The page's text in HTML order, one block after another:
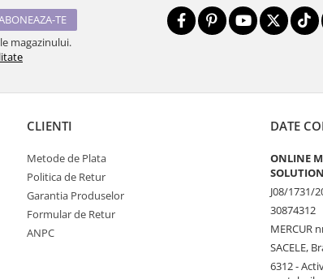
magazinului.
CLIENTI
Metode de Plata
Politica de Retur
Garantia Produselor
Formular de Retur
ANPC
DATE
ONLINE
J08/1731/
30874312
MERCUR
SACELE,
6312 -